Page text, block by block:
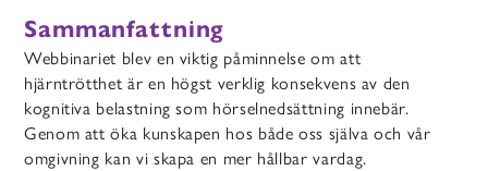
Sammanfattning
Webbinariet blev en viktig påminnelse om att
hjärntrötthet är en högst verklig konsekvens av den
kognitiva belastning som hörselnedsättning innebär.
Genom att öka kunskapen hos både oss själva och vår
omgivning kan vi skapa en mer hållbar vardag.